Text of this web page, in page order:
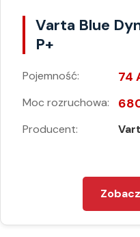
Varta Blue
P+
Pojemność: 74
Moc rozruchowa:
Producent: